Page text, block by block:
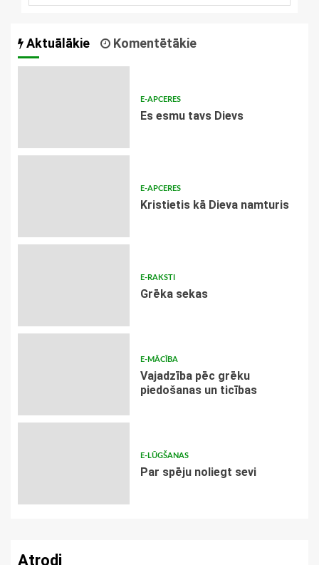
Aktuālākie Komentētākie
E-APCERES
Es esmu tavs Dievs
E-APCERES
Kristietis kā Dieva namturis
E-RAKSTI
Grēka sekas
E-MĀCĪBA
Vajadzība pēc grēku
piedošanas un ticības
E-LŪGŠANAS
Par spēju noliegt sevi
Atrodi